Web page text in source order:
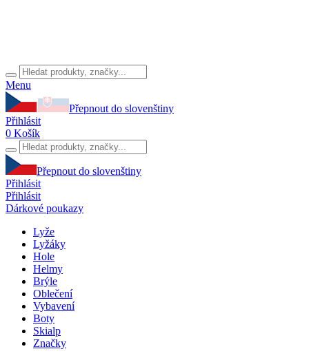
Menu
Přepnout do slovenštiny
Přihlásit
0 Košík
Přepnout do slovenštiny
Přihlásit
Přihlásit
Dárkové poukazy
Lyže
Lyžáky
Hole
Helmy
Brýle
Oblečení
Vybavení
Boty
Skialp
Značky